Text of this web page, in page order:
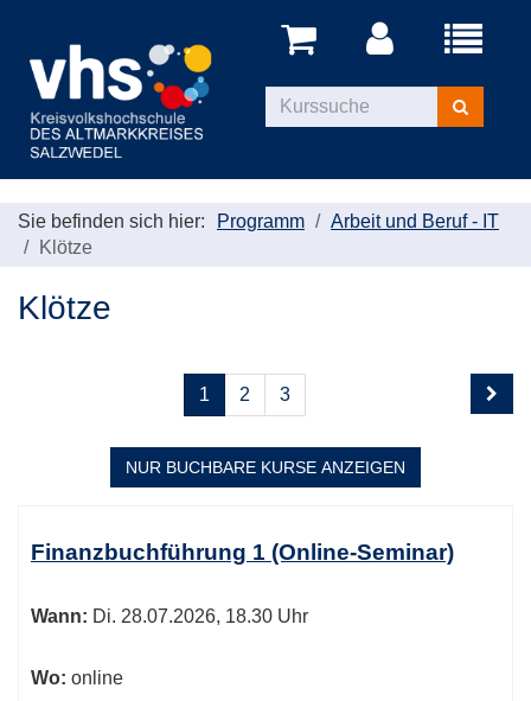
Menü
Kurse
suchen
Sie befinden sich hier: Programm
Arbeit und Beruf - IT
Klötze
Klötze
Seiten
blättern
1 2 3
NUR BUCHBARE KURSE ANZEIGEN
Tabellenüberschriften
können
werden.
Finanzbuchführung 1 (Online-Seminar)
Wann: Di. 28.07.2026, 18.30 Uhr
Wo: online